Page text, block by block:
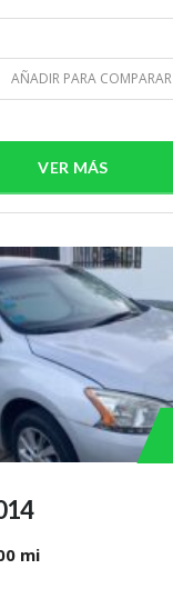
AÑADIR PARA COMPARAR
VER MÁS
mi